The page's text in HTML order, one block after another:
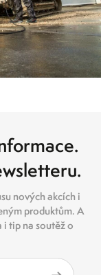
nových akcích i
produktům. A
i tip na soutěž o